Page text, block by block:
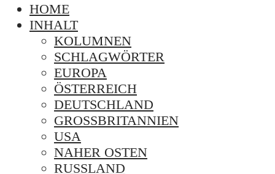
HOME
INHALT
KOLUMNEN
SCHLAGWÖRTER
EUROPA
ÖSTERREICH
DEUTSCHLAND
GROSSBRITANNIEN
USA
NAHER OSTEN
RUSSLAND